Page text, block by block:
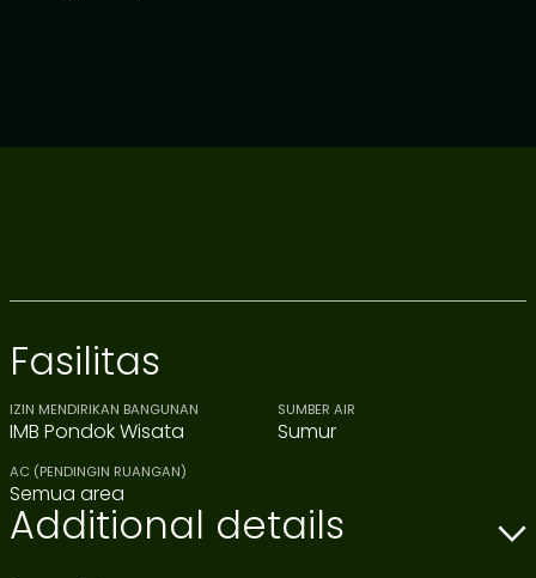
Fasilitas
IZIN MENDIRIKAN BANGUNAN
IMB Pondok Wisata
SUMBER AIR
Sumur
AC (PENDINGIN RUANGAN)
Semua area
Additional details